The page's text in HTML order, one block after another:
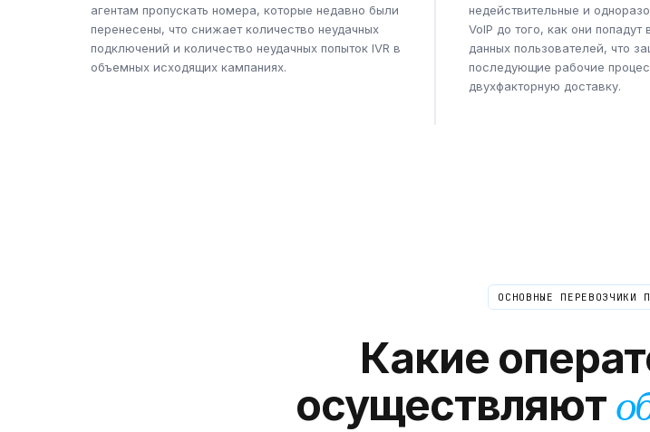
агентам пропускать номера, которые недавно были
перенесены, что снижает количество неудачных
подключений и количество неудачных попыток IVR в
объемных исходящих кампаниях.
недействительные и
VoIP до того, как они попадут
данных пользователей, что
последующие рабочие
двухфакторную доставку.
ОСНОВНЫЕ ПЕРЕВОЗЧИКИ
Какие
осуществляют